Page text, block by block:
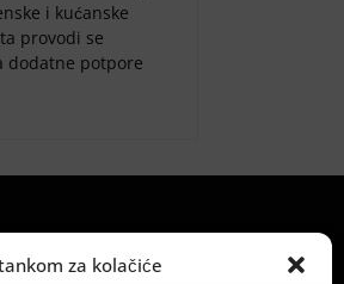
za kolačiće
i kućanske
provodi se
dodatne potpore